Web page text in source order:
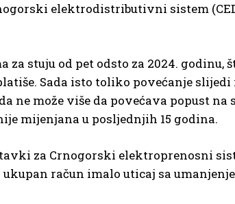
elektrodistributivni sistem
stuju od pet odsto za 2024. godinu,
Sada isto toliko povećanje slijedi
ne može više da povećava popust na
mijenjana u posljednjih 15 godina.
za Crnogorski elektroprenosni
ukupan račun imalo uticaj sa